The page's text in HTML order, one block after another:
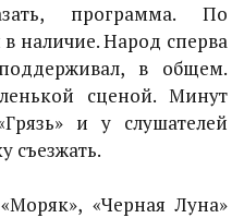
программа. По
наличие. Народ сперва
в общем.
сценой. Минут
и у слушателей
съезжать.
«Моряк», «Черная Луна»